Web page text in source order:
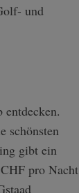
und
schönsten
gibt ein
pro Nacht